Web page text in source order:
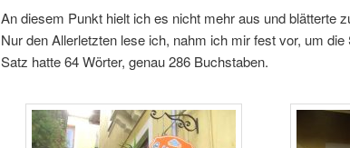
An diesem Punkt hielt ich es nicht mehr aus und blätterte
Nur den Allerletzten lese ich, nahm ich mir fest vor, um
Satz hatte 64 Wörter, genau 286 Buchstaben.